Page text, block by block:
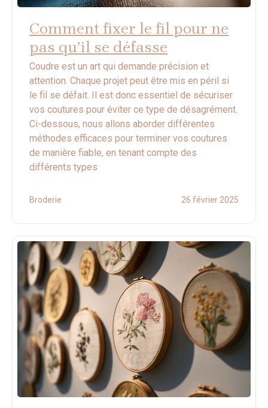
Comment fixer le fil pour ne
pas qu’il se défasse
Coudre est un art qui demande précision et
attention. Chaque projet peut être mis en péril si
le fil se défait. Il est donc essentiel de sécuriser
vos coutures pour éviter ce type de désagrément.
Ci-dessous, nous allons aborder différentes
méthodes efficaces pour terminer vos coutures
de manière fiable, en tenant compte des
différents types
Broderie 26 février 2025